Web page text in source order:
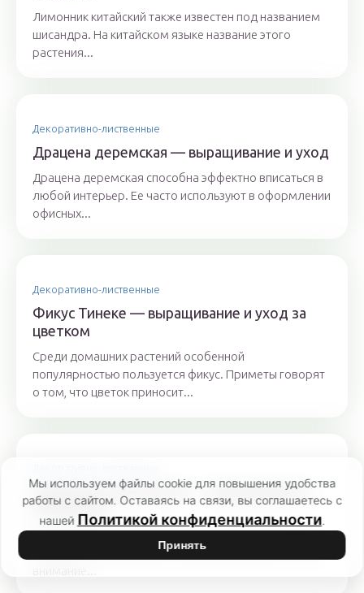
Лимонник китайский также известен под названием
шисандра. На китайском языке название этого
растения...
Декоративно-лиственные
Драцена деремская — выращивание и уход
Драцена деремская способна эффектно вписаться в
любой интерьер. Ее часто используют в оформлении
офисных...
Декоративно-лиственные
Фикус Тинеке — выращивание и уход за
цветком
Среди домашних растений особенной
популярностью пользуется фикус. Приметы говорят
о том, что цветок приносит...
Бедренец-камнеломка — выращивание и
уход дома
Бедренец-камнеломка известен, прежде всего, как
дикорастущее растение, которое привлекает к себе
Мы используем файлы cookie для повышения удобства
работы с сайтом. Оставаясь на связи, вы соглашаетесь с
нашей Политикой конфиденциальности.
Принять